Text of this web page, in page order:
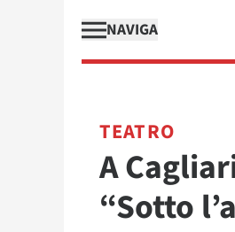
NAVIGA
TEATRO
A
“Sotto